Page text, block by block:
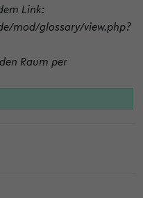
Link:
mod/glossary/view.php?
Raum per